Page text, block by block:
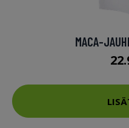
MACA-